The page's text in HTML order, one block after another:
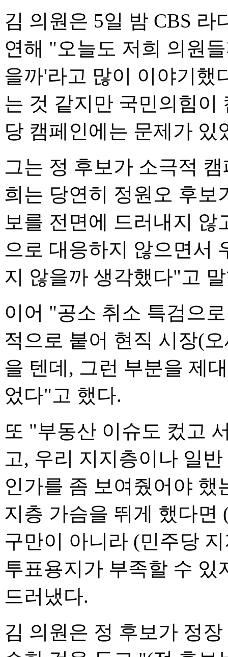
김 의원은 5일 밤 CBS
연해 "오늘도 저희 의원
을까'라고 많이 이야기했
는 것 같지만 국민의힘이
당 캠페인에는 문제가 있
그는 정 후보가 소극적
희는 당연히 정원오 후보
보를 전면에 드러내지 않
으로 대응하지 않으면서
지 않을까 생각했다"고
이어 "공소 취소 특검으
적으로 붙어 현직 시장(
을 텐데, 그런 부분을 제
었다"고 했다.
또 "부동산 이슈도 컸고
고, 우리 지지층이나 일
인가를 좀 보여줬어야
지층 가슴을 뛰게 했다면
구만이 아니라 (민주당
투표용지가 부족할 수
드러냈다.
김 의원은 정 후보가 정